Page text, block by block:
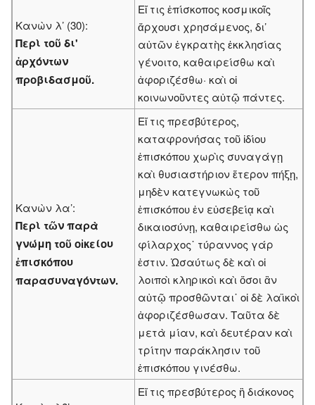
Κανὼν λ’ (30):
Περὶ τοῦ δι'
ἀρχόντων
προβιδασμοῦ.
Εἴ τις ἐπίσκοπος κοσμικοῖς
ἄρχουσι χρησάμενος, δι’
αὐτῶν ἐγκρατὴς ἐκκλησίας
γένοιτο, καθαιρείσθω καὶ
ἀφοριζέσθω· καὶ οἱ
κοινωνοῦντες αὐτῷ πάντες.
Κανὼν λα’:
Περὶ τῶν παρὰ
γνώμη τοῦ οἰκείου
ἐπισκόπου
παρασυναγόντων.
Εἴ τις πρεσβύτερος,
καταφρονήσας τοῦ ἰδίου
ἐπισκόπου χωρὶς συναγάγῃ
καὶ θυσιαστήριον ἕτερον πήξῃ,
μηδὲν κατεγνωκὼς τοῦ
ἐπισκόπου ἐν εὐσεβείᾳ καὶ
δικαιοσύνῃ, καθαιρείσθω ὡς
φίλαρχος˙ τύραννος γάρ
ἐστιν. Ὡσαύτως δὲ καὶ οἱ
λοιποὶ κληρικοὶ καὶ ὅσοι ἂν
αὐτῷ προσθῶνται˙ οἱ δὲ λαϊκοὶ
ἀφοριζέσθωσαν. Ταῦτα δὲ
μετὰ μίαν, καὶ δευτέραν καὶ
τρίτην παράκλησιν τοῦ
ἐπισκόπου γινέσθω.
Εἴ τις πρεσβύτερος ἢ διάκονος